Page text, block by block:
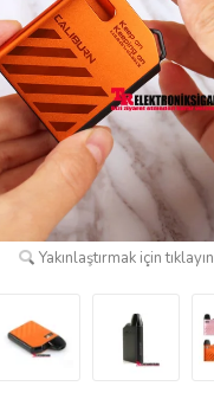
Yakınlaştırmak için tıklayın